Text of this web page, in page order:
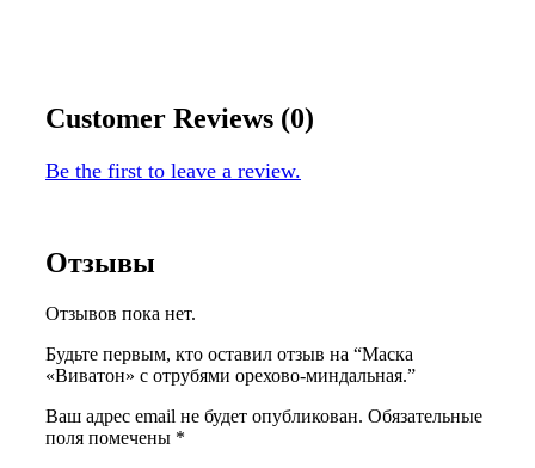
Customer Reviews (0)
Be the first to leave a review.
Отзывы
Отзывов пока нет.
Будьте первым, кто оставил отзыв на “Маска
«Виватон» с отрубями орехово-миндальная.”
Ваш адрес email не будет опубликован. Обязательные
поля помечены *